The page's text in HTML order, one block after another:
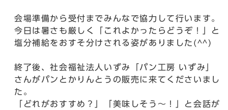
会場準備から受付までみんなで協力して行います。
今日は暑さも厳しく「これよかったらどうぞ！」と
塩分補給をおすそ分けされる姿がありました(^^)
終了後、社会福祉法人いずみ「パン工房 いずみ」
さんがパンとかりんとうの販売に来てくださいまし
た。
「どれがおすすめ？」「美味しそう～！」と会話が